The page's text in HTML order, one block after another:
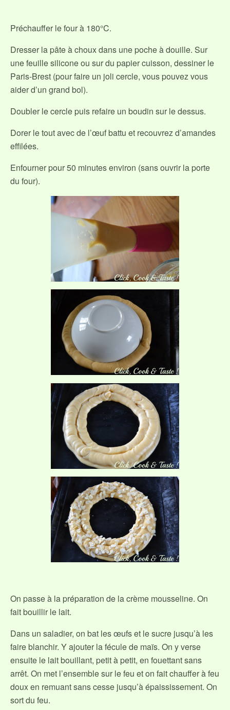
Préchauffer le four à 180°C.
Dresser la pâte à choux dans une poche à douille. Sur
une feuille silicone ou sur du papier cuisson, dessiner le
Paris-Brest (pour faire un joli cercle, vous pouvez vous
aider d’un grand bol).
Doubler le cercle puis refaire un boudin sur le dessus.
Dorer le tout avec de l’œuf battu et recouvrez d’amandes
effilées.
Enfourner pour 50 minutes environ (sans ouvrir la porte
du four).
On passe à la préparation de la crème mousseline. On
fait bouillir le lait.
Dans un saladier, on bat les œufs et le sucre jusqu’à les
faire blanchir. Y ajouter la fécule de maïs. On y verse
ensuite le lait bouillant, petit à petit, en fouettant sans
arrêt. On met l’ensemble sur le feu et on fait chauffer à feu
doux en remuant sans cesse jusqu’à épaississement. On
sort du feu.